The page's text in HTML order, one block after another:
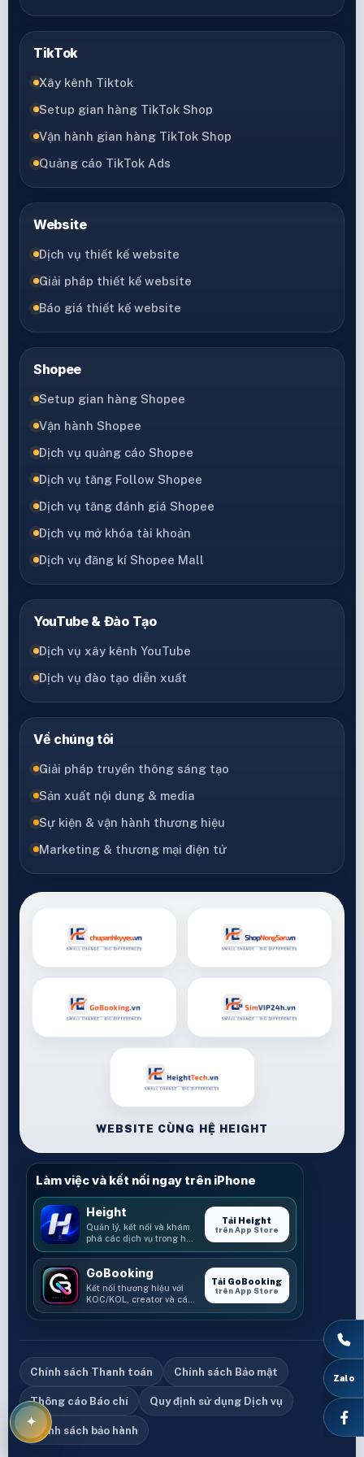
TikTok
Xây kênh Tiktok
Setup gian hàng TikTok Shop
Vận hành gian hàng TikTok Shop
Quảng cáo TikTok Ads
Website
Dịch vụ thiết kế website
Giải pháp thiết kế website
Báo giá thiết kế website
Shopee
Setup gian hàng Shopee
Vận hành Shopee
Dịch vụ quảng cáo Shopee
Dịch vụ tăng Follow Shopee
Dịch vụ tăng đánh giá Shopee
Dịch vụ mở khóa tài khoản
Dịch vụ đăng kí Shopee Mall
YouTube & Đào Tạo
Dịch vụ xây kênh YouTube
Dịch vụ đào tạo diễn xuất
Về chúng tôi
Giải pháp truyền thông sáng tạo
Sản xuất nội dung & media
Sự kiện & vận hành thương hiệu
Marketing & thương mại điện tử
WEBSITE CÙNG HỆ HEIGHT
Làm việc và kết nối ngay trên iPhone
Height
Quản lý, kết nối và khám
phá các dịch vụ trong hệ
sinh thái Height.
Tải Height
trên App Store
GoBooking
Kết nối thương hiệu với
KOC/KOL, creator và các
cơ hội booking.
Tải GoBooking
trên App Store
Chính sách Thanh toán Chính sách Bảo mật
Thông cáo Báo chí Quy định sử dụng Dịch vụ
Chính sách bảo hành